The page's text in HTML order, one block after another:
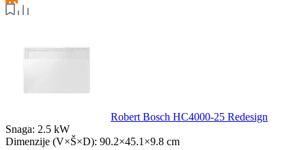
Robert Bosch HC4000-25 Redesign
Snaga: 2.5 kW
Dimenzije (V×Š×D): 90.2×45.1×9.8 cm